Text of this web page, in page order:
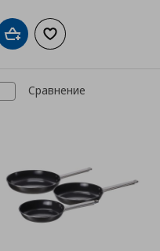
Добави в кошницата
Добави към
Сравнение